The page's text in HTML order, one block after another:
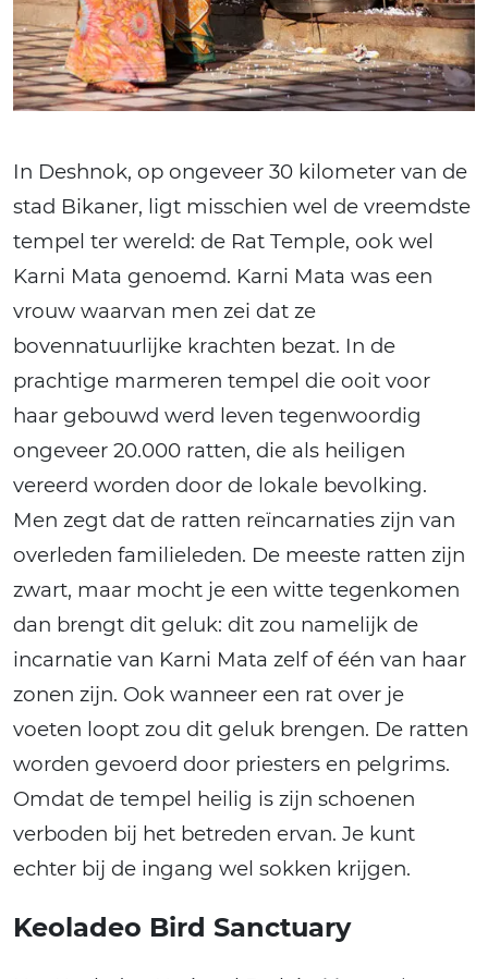
In Deshnok, op ongeveer 30 kilometer van de
stad Bikaner, ligt misschien wel de vreemdste
tempel ter wereld: de Rat Temple, ook wel
Karni Mata genoemd. Karni Mata was een
vrouw waarvan men zei dat ze
bovennatuurlijke krachten bezat. In de
prachtige marmeren tempel die ooit voor
haar gebouwd werd leven tegenwoordig
ongeveer 20.000 ratten, die als heiligen
vereerd worden door de lokale bevolking.
Men zegt dat de ratten reïncarnaties zijn van
overleden familieleden. De meeste ratten zijn
zwart, maar mocht je een witte tegenkomen
dan brengt dit geluk: dit zou namelijk de
incarnatie van Karni Mata zelf of één van haar
zonen zijn. Ook wanneer een rat over je
voeten loopt zou dit geluk brengen. De ratten
worden gevoerd door priesters en pelgrims.
Omdat de tempel heilig is zijn schoenen
verboden bij het betreden ervan. Je kunt
echter bij de ingang wel sokken krijgen.
Keoladeo Bird Sanctuary